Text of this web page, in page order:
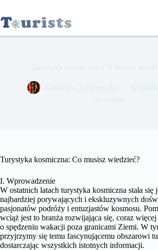
treści
Turystyka kosmiczna: Co musisz wiedzieć?
I. Wprowadzenie
W ostatnich latach turystyka kosmiczna stała się
najbardziej porywających i ekskluzywnych
pasjonatów podróży i entuzjastów kosmosu.
wciąż jest to branża rozwijająca się, coraz
o spędzeniu wakacji poza granicami Ziemi. W
przyjrzymy się temu fascynującemu obszarowi
dostarczając wszystkich istotnych informacji.